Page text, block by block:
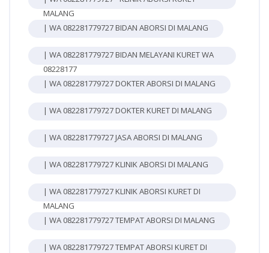
MALANG
| WA 082281779727 BIDAN ABORSI DI MALANG
| WA 082281779727 BIDAN MELAYANI KURET WA
08228177
| WA 082281779727 DOKTER ABORSI DI MALANG
| WA 082281779727 DOKTER KURET DI MALANG
| WA 082281779727 JASA ABORSI DI MALANG
| WA 082281779727 KLINIK ABORSI DI MALANG
| WA 082281779727 KLINIK ABORSI KURET DI
MALANG
| WA 082281779727 TEMPAT ABORSI DI MALANG
| WA 082281779727 TEMPAT ABORSI KURET DI